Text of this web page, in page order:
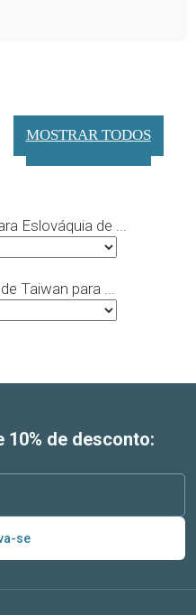
MOSTRAR TODOS
Eslováquia de ...
Taiwan para ...
10% de desconto:
se